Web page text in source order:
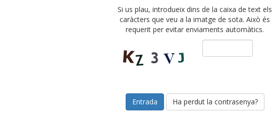
Si us plau, introdueix dins de la caixa de text els
caràcters que veu a la imatge de sota. Això és
requerit per evitar enviaments automàtics.
Ha perdut la contrasenya?